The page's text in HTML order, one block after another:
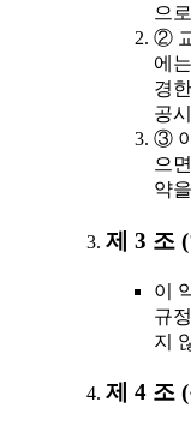
으
②
에
경
공
③
으
약
제 3 조
이
규
지
제 4 조